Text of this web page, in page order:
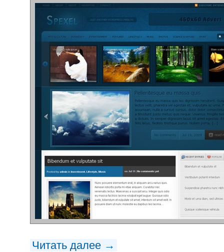
Читать далее →